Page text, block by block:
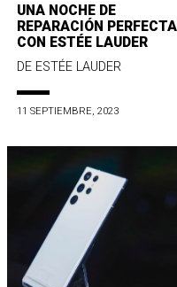
UNA NOCHE DE
REPARACIÓN PERFECTA
CON ESTÉE LAUDER
DE ESTÉE LAUDER
11 SEPTIEMBRE, 2023